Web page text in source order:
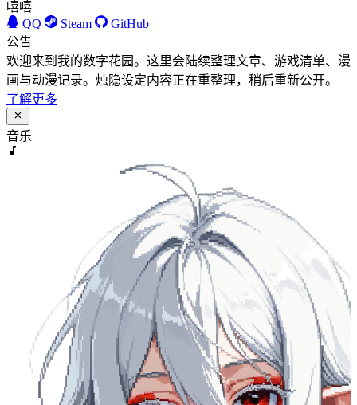
嘻嘻
QQ
Steam
GitHub
公告
欢迎来到我的数字花园。这里会陆续整理文章、游戏清单、漫
画与动漫记录。烛隐设定内容正在重整理，稍后重新公开。
了解更多
音乐